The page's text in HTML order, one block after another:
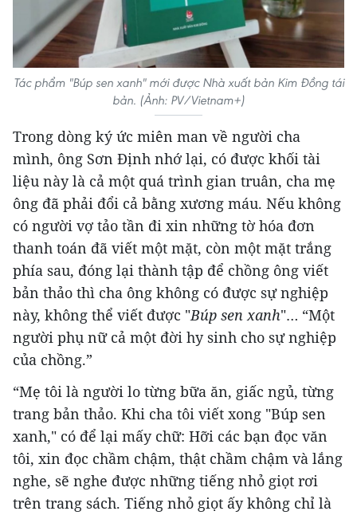
Tác phẩm "Búp sen xanh" mới được Nhà xuất bản Kim Đồng tái
bản. (Ảnh: PV/Vietnam+)
Trong dòng ký ức miên man về người cha
mình, ông Sơn Định nhớ lại, có được khối tài
liệu này là cả một quá trình gian truân, cha mẹ
ông đã phải đổi cả bằng xương máu. Nếu không
có người vợ tảo tần đi xin những tờ hóa đơn
thanh toán đã viết một mặt, còn một mặt trắng
phía sau, đóng lại thành tập để chồng ông viết
bản thảo thì cha ông không có được sự nghiệp
này, không thể viết được "Búp sen xanh"… “Một
người phụ nữ cả một đời hy sinh cho sự nghiệp
của chồng.”
“Mẹ tôi là người lo từng bữa ăn, giấc ngủ, từng
trang bản thảo. Khi cha tôi viết xong "Búp sen
xanh," có để lại mấy chữ: Hỡi các bạn đọc văn
tôi, xin đọc chầm chậm, thật chầm chậm và lắng
nghe, sẽ nghe được những tiếng nhỏ giọt rơi
trên trang sách. Tiếng nhỏ giọt ấy không chỉ là